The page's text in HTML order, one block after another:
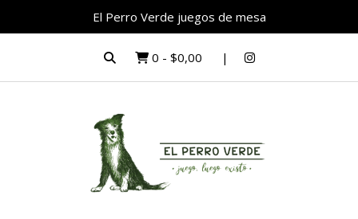
El Perro Verde juegos de mesa
0 - $0,00